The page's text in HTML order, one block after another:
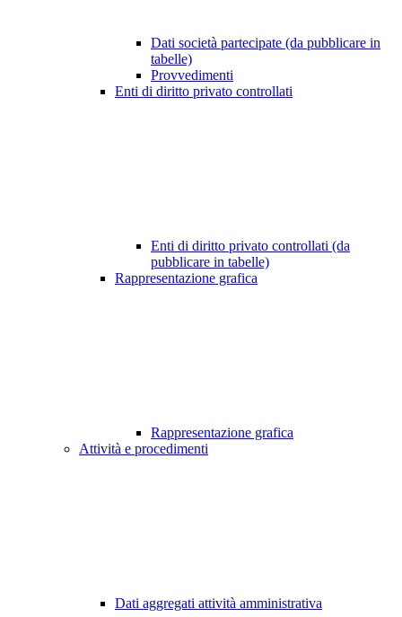
Dati società partecipate (da pubblicare in
tabelle)
Provvedimenti
Enti di diritto privato controllati
Enti di diritto privato controllati (da
pubblicare in tabelle)
Rappresentazione grafica
Rappresentazione grafica
Attività e procedimenti
Dati aggregati attività amministrativa